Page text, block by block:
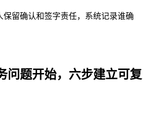
保留确认和签字责任，系统记录谁确
问题开始，六步建立可复